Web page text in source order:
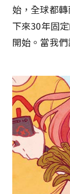
始，全球都
下來30年固
開始。當我